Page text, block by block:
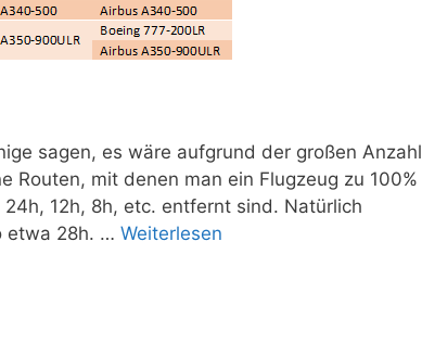
sagen, es wäre aufgrund der großen Anzahl
Routen, mit denen man ein Flugzeug zu 100%
12h, 8h, etc. entfernt sind. Natürlich
etwa 28h. … Weiterlesen